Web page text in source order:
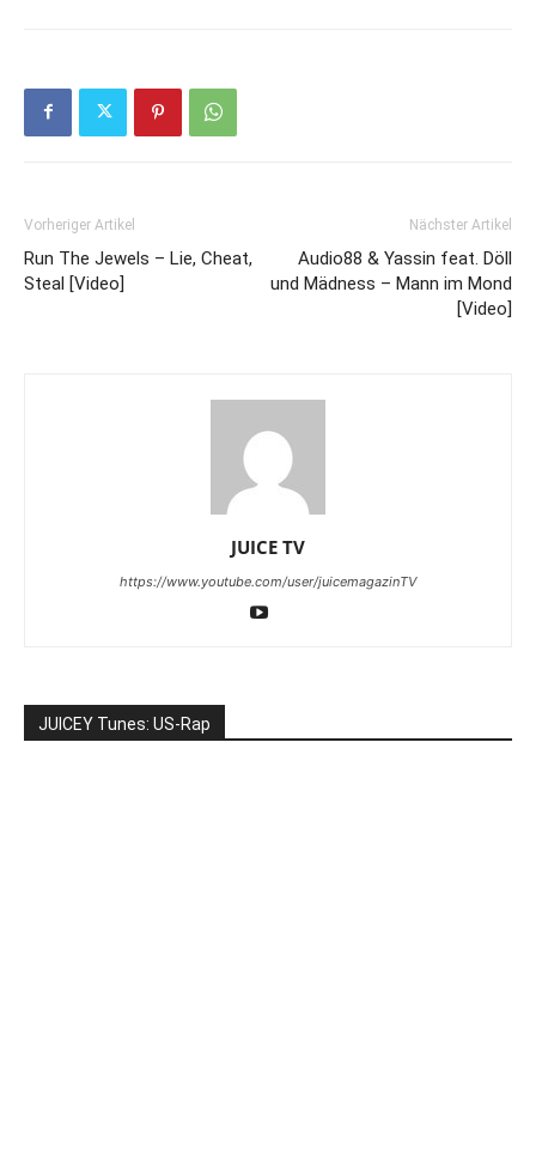
Vorheriger Artikel
Run The Jewels – Lie, Cheat,
Steal [Video]
Nächster Artikel
Audio88 & Yassin feat. Döll
und Mädness – Mann im Mond
[Video]
JUICE TV
https://www.youtube.com/user/juicemagazinTV
JUICEY Tunes: US-Rap